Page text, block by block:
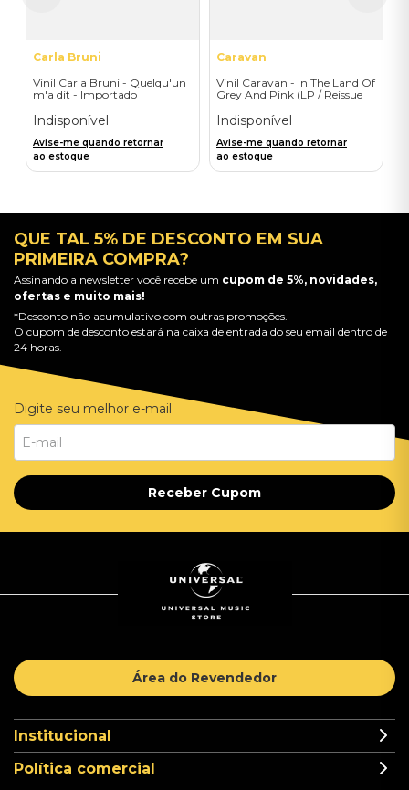
Carla Bruni
Vinil Carla Bruni - Quelqu'un
m'a dit - Importado
Indisponível
Avise-me quando retornar
ao estoque
Caravan
Vinil Caravan - In The Land Of
Grey And Pink (LP / Reissue
Indisponível
Avise-me quando retornar
ao estoque
QUE TAL 5% DE DESCONTO EM SUA
PRIMEIRA COMPRA?
Assinando a newsletter você recebe um cupom de 5%, novidades,
ofertas e muito mais!
*Desconto não acumulativo com outras promoções.
O cupom de desconto estará na caixa de entrada do seu email dentro de
24 horas.
Digite seu melhor e-mail
Receber Cupom
Área do Revendedor
Institucional
Política comercial